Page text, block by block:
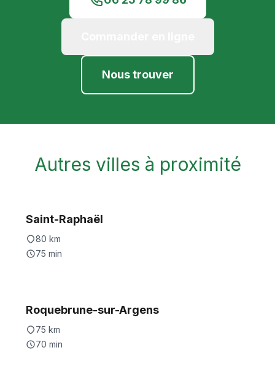
Nous trouver
Autres villes à proximité
Saint-Raphaël
80 km
75 min
Roquebrune-sur-Argens
75 km
70 min